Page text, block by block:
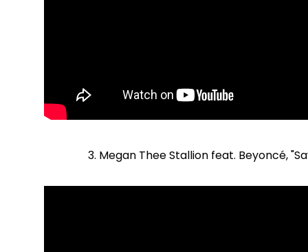
3. Megan Thee Stallion feat. Beyoncé,